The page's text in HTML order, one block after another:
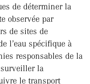
de déterminer la
observée par
de sites de
l’eau spécifique à
responsables de la
la
le transport